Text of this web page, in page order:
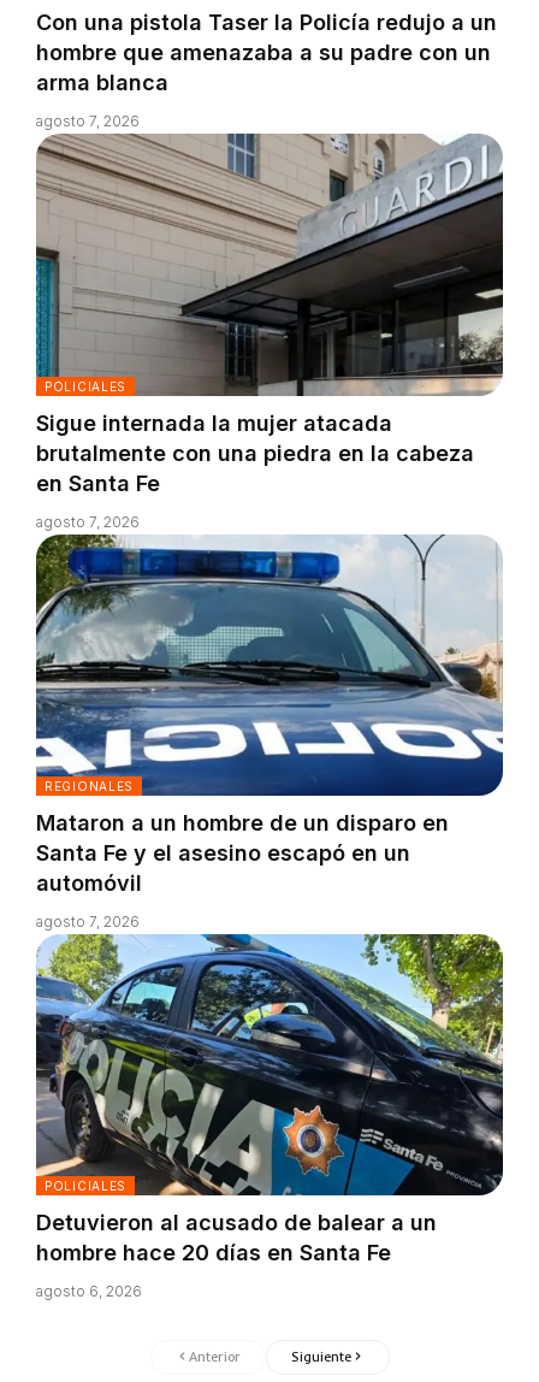
Con una pistola Taser la Policía redujo a un
hombre que amenazaba a su padre con un
arma blanca
agosto 7, 2026
POLICIALES
Sigue internada la mujer atacada
brutalmente con una piedra en la cabeza
en Santa Fe
agosto 7, 2026
REGIONALES
Mataron a un hombre de un disparo en
Santa Fe y el asesino escapó en un
automóvil
agosto 7, 2026
POLICIALES
Detuvieron al acusado de balear a un
hombre hace 20 días en Santa Fe
agosto 6, 2026
Anterior Siguiente